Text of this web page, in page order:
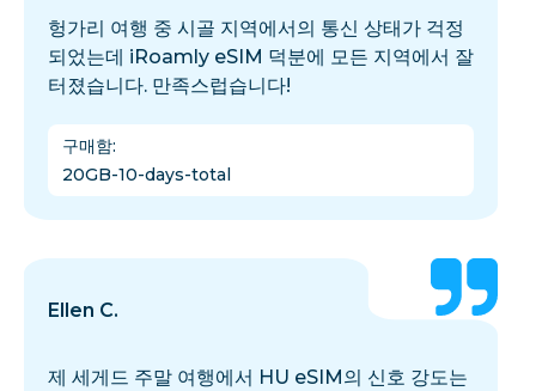
헝가리 여행 중 시골 지역에서의 통신 상태가 걱정
되었는데 iRoamly eSIM 덕분에 모든 지역에서 잘
터졌습니다. 만족스럽습니다!
구매함:
20GB-10-days-total
Ellen C.
제 세게드 주말 여행에서 HU eSIM의 신호 강도는